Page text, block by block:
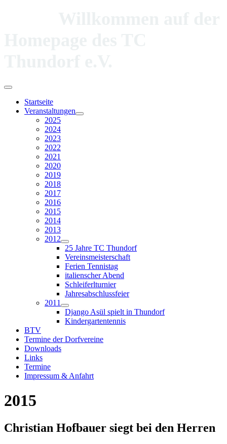
Startseite
Veranstaltungen
2025
2024
2023
2022
2021
2020
2019
2018
2017
2016
2015
2014
2013
2012
25 Jahre TC Thundorf
Vereinsmeisterschaft
Ferien Tennistag
italienscher Abend
Schleiferlturnier
Jahresabschlussfeier
2011
Django Asül spielt in Thundorf
Kindergartentennis
BTV
Termine der Dorfvereine
Downloads
Links
Termine
Impressum & Anfahrt
2015
Christian Hofbauer siegt bei den Herren